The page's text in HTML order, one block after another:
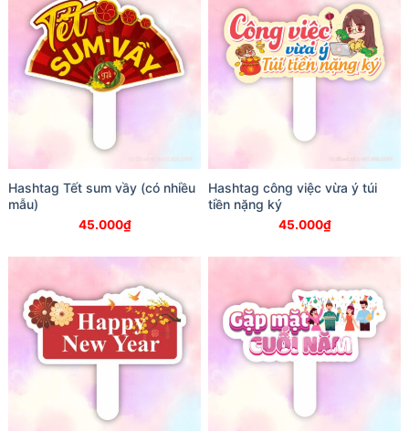
Hashtag Tết sum vầy (có nhiều
mẫu)
45.000₫
Hashtag công việc vừa ý túi
tiền nặng ký
45.000₫